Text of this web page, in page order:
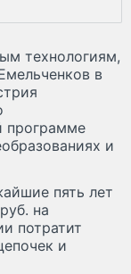
технологиям,
в
программе
и
пять лет
на
потратит
и